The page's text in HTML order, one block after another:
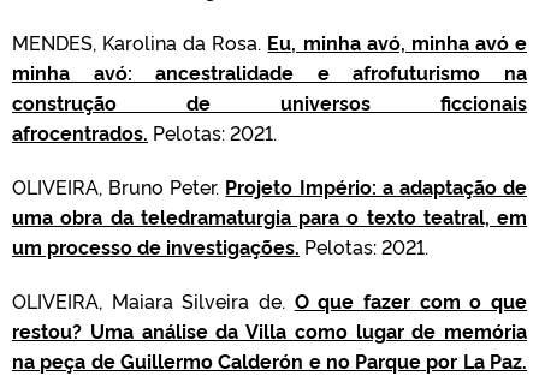
MENDES, Karolina da Rosa. Eu, minha avó, minha avó e
minha avó: ancestralidade e afrofuturismo na
construção de universos ficcionais
afrocentrados. Pelotas: 2021.
OLIVEIRA, Bruno Peter. Projeto Império: a adaptação de
uma obra da teledramaturgia para o texto teatral, em
um processo de investigações. Pelotas: 2021.
OLIVEIRA, Maiara Silveira de. O que fazer com o que
restou? Uma análise da Villa como lugar de memória
na peça de Guillermo Calderón e no Parque por La Paz.